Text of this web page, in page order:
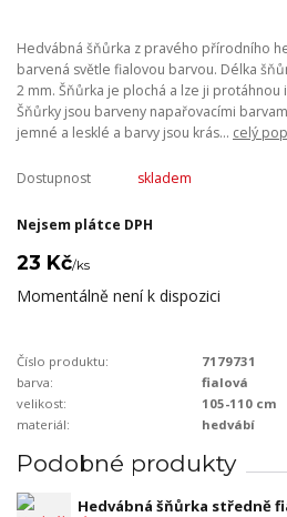
Hedvábná šňůrka z pravého přírodního
barvená světle fialovou barvou. Délka
2 mm. Šňůrka je plochá a lze ji
Šňůrky jsou barveny napařovacími
jemné a lesklé a barvy jsou krás... celý
Dostupnost skladem
Nejsem plátce DPH
23 Kč/ks
Momentálně není k dispozici
Číslo produktu:
7179731
barva:
fialová
velikost:
105-110 cm
materiál:
hedvábí
Podobné produkty
Hedvábná šňůrka středně